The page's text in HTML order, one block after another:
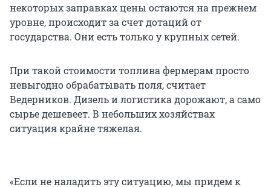
некоторых заправках цены остаются на прежнем
уровне, происходит за счет дотаций от
государства. Они есть только у крупных сетей.
При такой стоимости топлива фермерам просто
невыгодно обрабатывать поля, считает
Ведерников. Дизель и логистика дорожают, а само
сырье дешевеет. В небольших хозяйствах
ситуация крайне тяжелая.
«Если не наладить эту ситуацию, мы придем к